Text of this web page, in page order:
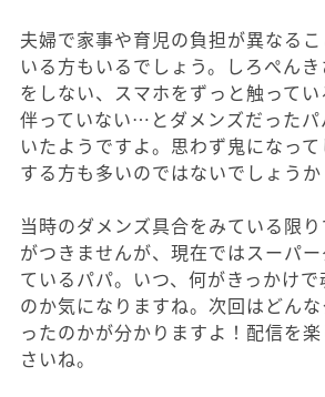
夫婦で家事や育児の負担が異なる
いる方もいるでしょう。しろぺん
をしない、スマホをずっと触って
伴っていない…とダメンズだったパ
いたようですよ。思わず鬼になっ
する方も多いのではないでしょうか
当時のダメンズ具合をみている限
がつきませんが、現在ではスーパ
ているパパ。いつ、何がきっかけ
のか気になりますね。次回はどん
ったのかが分かりますよ！配信を
さいね。